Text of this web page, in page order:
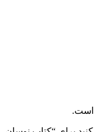
است.